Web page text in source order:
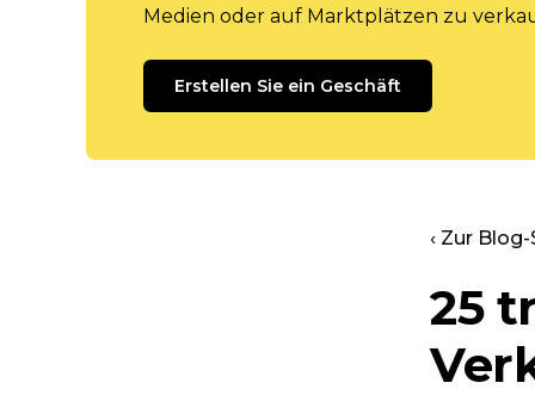
Medien oder auf Marktplätzen zu
Erstellen Sie ein Geschäft
‹ Zur
25